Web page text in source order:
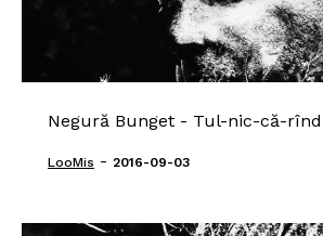
Negură Bunget - Tul-nic-că-rînd
LooMis - 2016-09-03